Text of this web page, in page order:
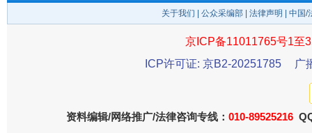
关于我们 公众采编部 法律声明 | 中国
京ICP备11011765号1至
ICP许可证: 京B2-20251785
广
资料编辑/网络推广/法律咨询专线： 010-89525216